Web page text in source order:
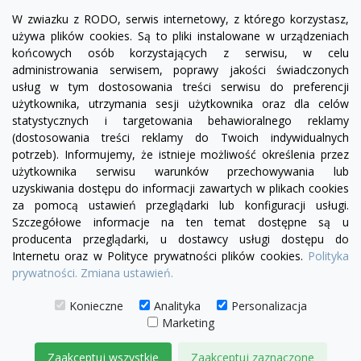
FacebookYouTubePinterest
W zwiazku z RODO, serwis internetowy, z którego korzystasz,
używa plików cookies. Są to pliki instalowane w urządzeniach
końcowych osób korzystających z serwisu, w celu
administrowania serwisem, poprawy jakości świadczonych
usług w tym dostosowania treści serwisu do preferencji
użytkownika, utrzymania sesji użytkownika oraz dla celów
statystycznych i targetowania behawioralnego reklamy
(dostosowania treści reklamy do Twoich indywidualnych
potrzeb). Informujemy, że istnieje możliwość określenia przez
użytkownika serwisu warunków przechowywania lub
uzyskiwania dostępu do informacji zawartych w plikach cookies
za pomocą ustawień przeglądarki lub konfiguracji usługi.
Szczegółowe informacje na ten temat dostępne są u
producenta przeglądarki, u dostawcy usługi dostępu do
Internetu oraz w Polityce prywatności plików cookies. Polityka
prywatności. Zmiana ustawień.
Konieczne Analityka
Personalizacja
Marketing
Zaakceptuj wszystkie Zaakceptuj zaznaczone
PRODUKTY

INFORMACJE
